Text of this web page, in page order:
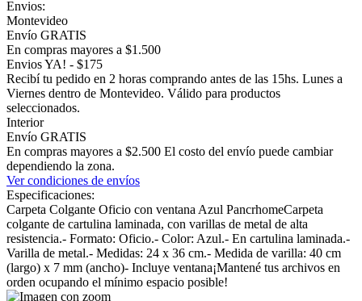
Envios:
Montevideo
Envío GRATIS
En compras mayores a $1.500
Envios YA! - $175
Recibí tu pedido en 2 horas comprando antes de las 15hs. Lunes a
Viernes dentro de Montevideo. Válido para productos
seleccionados.
Interior
Envío GRATIS
En compras mayores a $2.500 El costo del envío puede cambiar
dependiendo la zona.
Ver condiciones de envíos
Especificaciones:
Carpeta Colgante Oficio con ventana Azul PancrhomeCarpeta
colgante de cartulina laminada, con varillas de metal de alta
resistencia.- Formato: Oficio.- Color: Azul.- En cartulina laminada.-
Varilla de metal.- Medidas: 24 x 36 cm.- Medida de varilla: 40 cm
(largo) x 7 mm (ancho)- Incluye ventana¡Mantené tus archivos en
orden ocupando el mínimo espacio posible!